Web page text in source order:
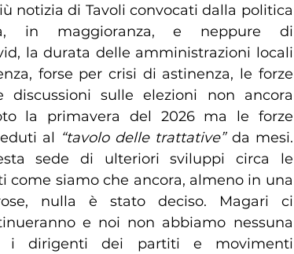
notizia di Tavoli convocati dalla politica
in maggioranza, e neppure di
la durata delle amministrazioni locali
forse per crisi di astinenza, le forze
sulle elezioni non ancora
la primavera del 2026 ma le forze
al “tavolo delle trattative” da mesi.
sede di ulteriori sviluppi circa le
come siamo che ancora, almeno in una
nulla è stato deciso. Magari ci
e noi non abbiamo nessuna
i dirigenti dei partiti e movimenti